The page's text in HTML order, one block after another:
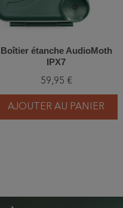
Boîtier étanche AudioMoth
IPX7
59,95 €
AJOUTER AU PANIER